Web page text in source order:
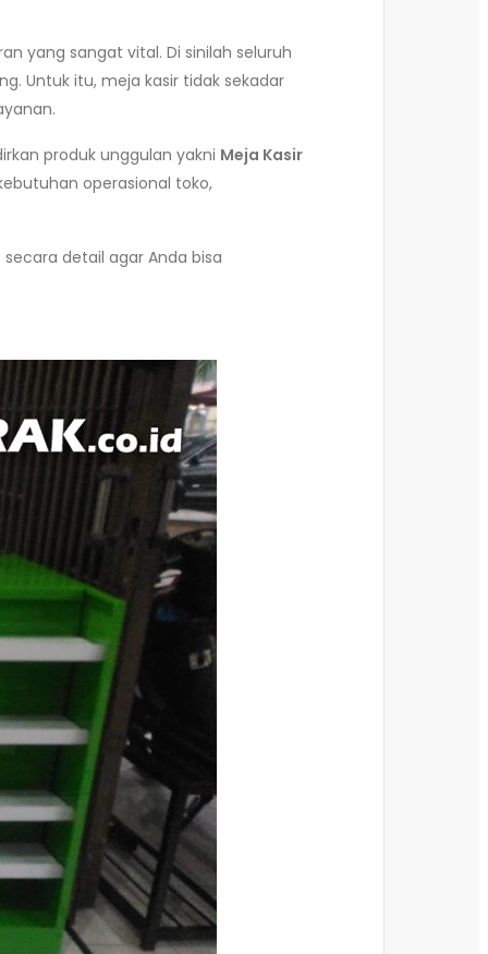
yang sangat vital. Di sinilah seluruh
Untuk itu, meja kasir tidak sekadar
produk unggulan yakni Meja Kasir
operasional toko,
detail agar Anda bisa